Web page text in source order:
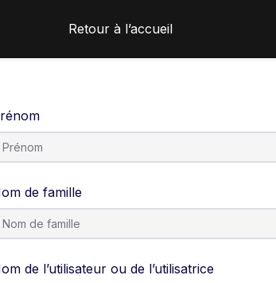
Retour à l’accueil
de famille
de l’utilisateur ou de l’utilisatrice